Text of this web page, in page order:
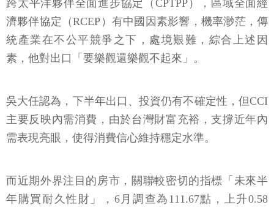
跨太平洋夥伴全面進步協定（CPTPP），區域全面經
濟夥伴協定（RCEP）有中國因素影響，機率渺茫，傳
統產業在不公平競爭之下，處境艱難，綜合上述因
素，他對出口「要樂觀還樂觀不起來」。
吳大任認為，下半年出口、投資仍有不確定性，但CCI
主要反映內需消費，由於台灣財富充裕，支撐近年內
需表現亮眼，使得消費信心維持穩定水準。
而近期外界注目的房市，關聯較密切的指標「未來半
年購買耐久性財」，6月調查為111.67點，上升0.58